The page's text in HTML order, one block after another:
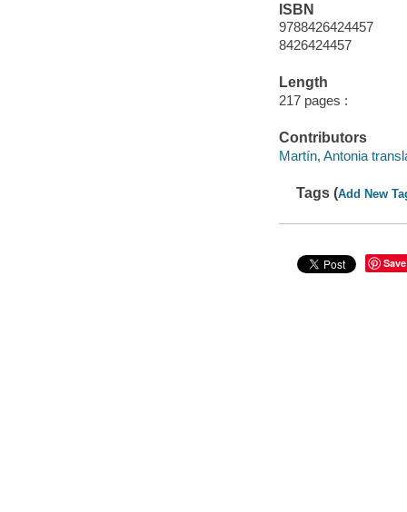
ISBN
9788426424457
8426424457
Length
217 pages :
Contributors
Martín, Antonia
Tags (Add New
Save